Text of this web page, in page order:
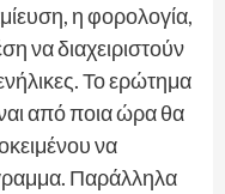
η φορολογία,
να διαχειριστούν
Το ερώτημα
από ποια ώρα θα
να
Παράλληλα